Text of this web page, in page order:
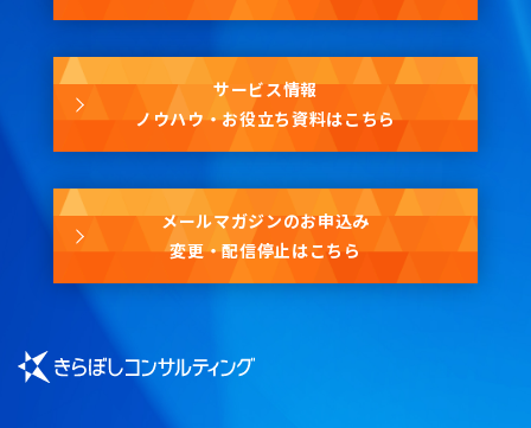
サービス情報
ノウハウ・お役立ち資料はこちら
メールマガジンのお申込み
変更・配信停止はこちら